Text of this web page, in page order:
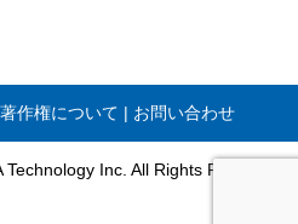
著作権について お問い合わせ
Inc. All Rights Reserved.